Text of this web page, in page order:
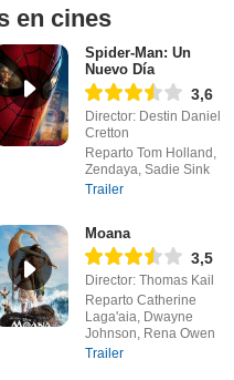
en cines
Spider-Man: Un
Nuevo Día
3,6
Director: Destin Daniel
Cretton
Reparto Tom Holland,
Zendaya, Sadie Sink
Trailer
Moana
3,5
Director: Thomas Kail
Reparto Catherine
Laga'aia, Dwayne
Johnson, Rena Owen
Trailer